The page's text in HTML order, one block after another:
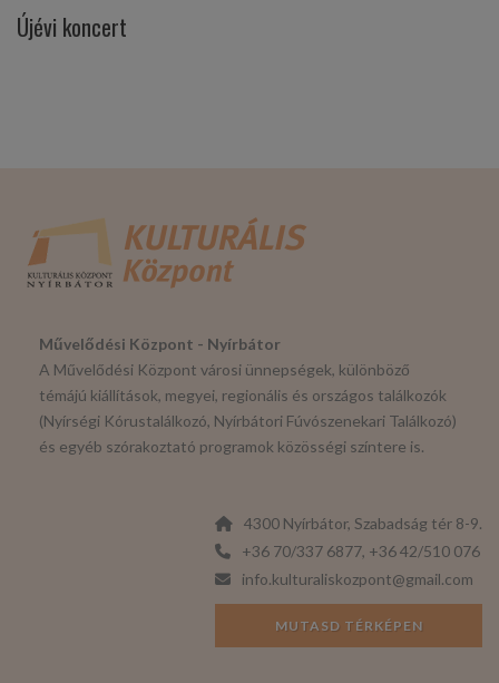
Újévi koncert
Művelődési Központ - Nyírbátor
A Művelődési Központ városi ünnepségek, különböző
témájú kiállítások, megyei, regionális és országos találkozók
(Nyírségi Kórustalálkozó, Nyírbátori Fúvószenekari Találkozó)
és egyéb szórakoztató programok közösségi színtere is.
4300 Nyírbátor, Szabadság tér 8-9.
+36 70/337 6877, +36 42/510 076
info.kulturaliskozpont@gmail.com
MUTASD TÉRKÉPEN